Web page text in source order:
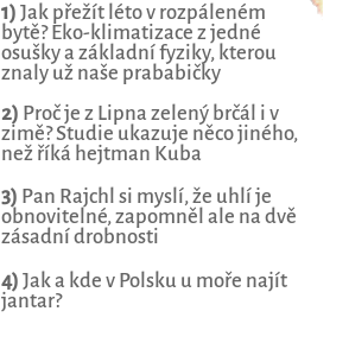
1) Jak přežít léto v rozpáleném
bytě? Eko-klimatizace z jedné
osušky a základní fyziky, kterou
znaly už naše prababičky
2) Proč je z Lipna zelený brčál i v
zimě? Studie ukazuje něco jiného,
než říká hejtman Kuba
3) Pan Rajchl si myslí, že uhlí je
obnovitelné, zapomněl ale na dvě
zásadní drobnosti
4) Jak a kde v Polsku u moře najít
jantar?